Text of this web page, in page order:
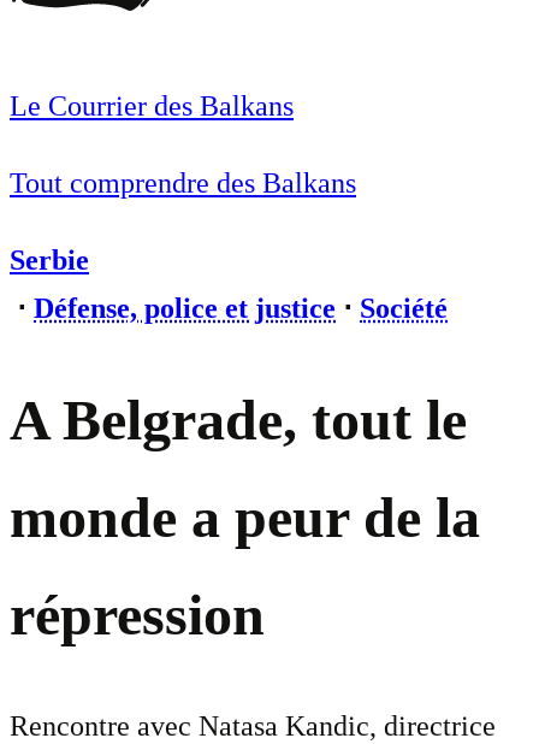
Le Courrier des Balkans
Tout comprendre des Balkans
Serbie
⋅ Défense, police et justice ⋅ Société
A Belgrade, tout le
monde a peur de la
répression
Rencontre avec Natasa Kandic, directrice